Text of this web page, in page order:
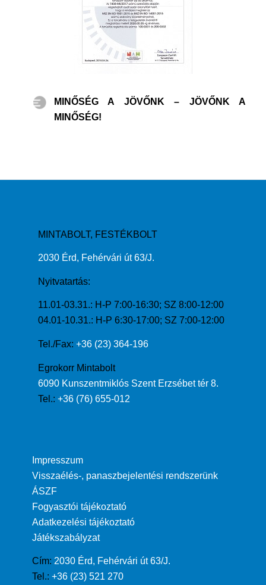
MINŐSÉG A JÖVŐNK – JÖVŐNK A
MINŐSÉG!
MINTABOLT, FESTÉKBOLT
2030 Érd, Fehérvári út 63/J.
Nyitvatartás:
11.01-03.31.: H-P 7:00-16:30; SZ 8:00-12:00
04.01-10.31.: H-P 6:30-17:00; SZ 7:00-12:00
Tel./Fax: +36 (23) 364-196
Egrokorr Mintabolt
6090 Kunszentmiklós Szent Erzsébet tér 8.
Tel.: +36 (76) 655-012
Impresszum
Visszaélés-, panaszbejelentési rendszerünk
ÁSZF
Fogyasztói tájékoztató
Adatkezelési tájékoztató
Játékszabályzat
Cím: 2030 Érd, Fehérvári út 63/J.
Tel.: +36 (23) 521 270